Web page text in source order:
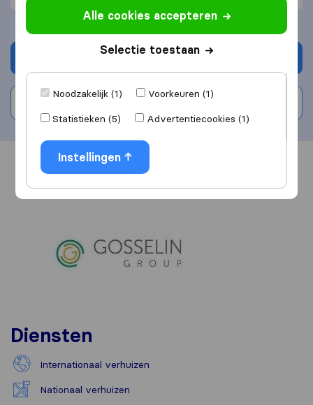
Vraag offerte aan
Schrijf beoordeling
Overzicht Reviews
Diensten
Internationaal verhuizen
Nationaal verhuizen
Alle cookies accepteren
Selectie toestaan
Noodzakelijk (1)
Voorkeuren (1)
Statistieken (5)
Advertentiecookies (1)
Instellingen